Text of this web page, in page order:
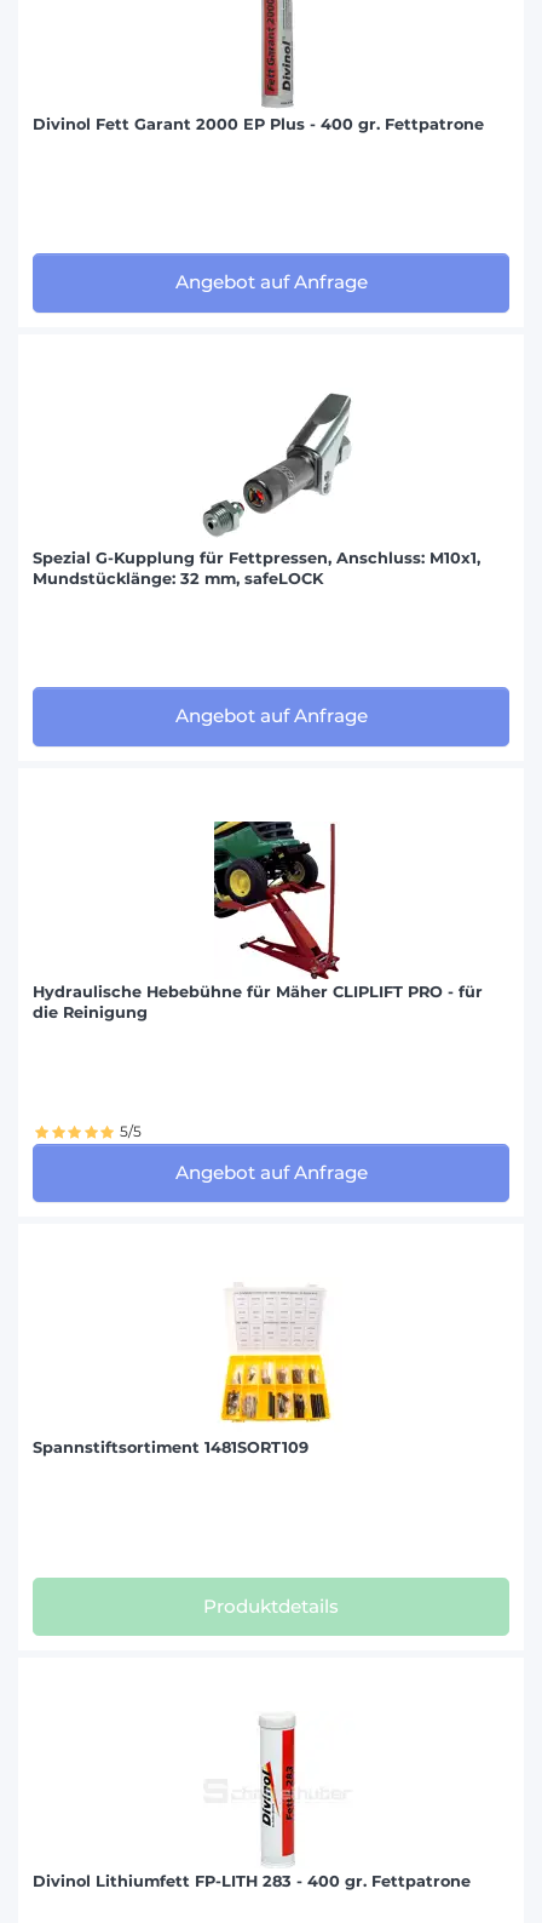
Divinol Fett Garant 2000 EP Plus - 400 gr. Fettpatrone
Angebot auf Anfrage
Spezial G-Kupplung für Fettpressen, Anschluss: M10x1,
Mundstücklänge: 32 mm, safeLOCK
Angebot auf Anfrage
Hydraulische Hebebühne für Mäher CLIPLIFT PRO - für
die Reinigung
5/5
Angebot auf Anfrage
Spannstiftsortiment 1481SORT109
Produktdetails
Divinol Lithiumfett FP-LITH 283 - 400 gr. Fettpatrone